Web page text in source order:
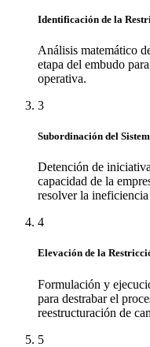
Identificación de la
Análisis matemático
etapa del embudo
operativa.
3
Subordinación del
Detención de
capacidad de la
resolver la
4
Elevación de la
Formulación y
para destrabar el
reestructuración de
5